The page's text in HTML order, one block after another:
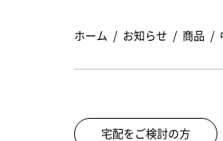
ホーム お知らせ 商品
宅配をご検討の方